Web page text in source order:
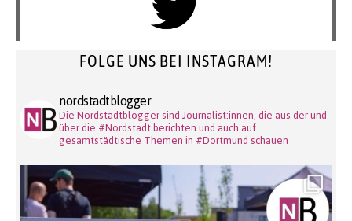
FOLGE UNS BEI INSTAGRAM!
nordstadtblogger
Die Nordstadtblogger sind Journalist:innen, die aus der und
über die #Nordstadt berichten und auch auf
gesamtstädtische Themen in #Dortmund schauen